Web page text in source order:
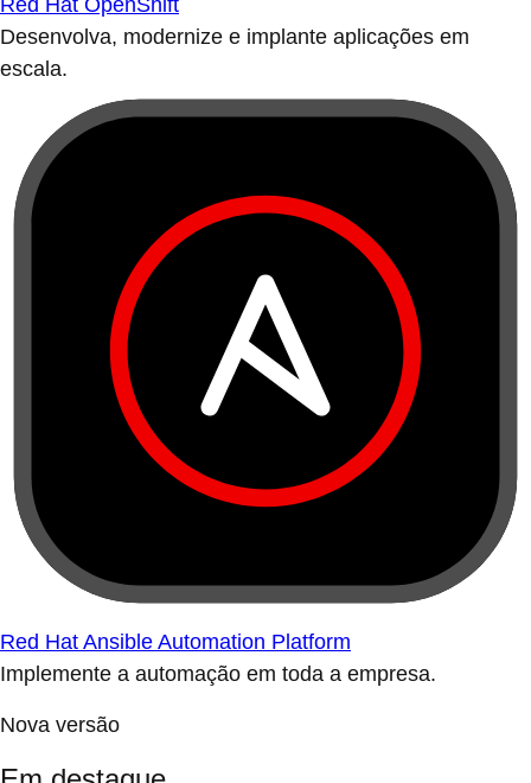
Red Hat OpenShift
Desenvolva, modernize e implante aplicações em
escala.
Red Hat Ansible Automation Platform
Implemente a automação em toda a empresa.
Nova versão